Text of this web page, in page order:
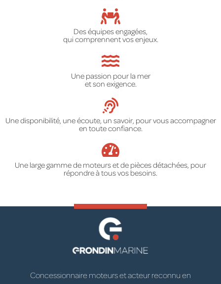
Des équipes engagées,
qui comprennent vos enjeux.
Une passion pour la mer
et son exigence.
Une disponibilité, une écoute, un savoir, pour vous accompagner
en toute confiance.
Une large gamme de moteurs et de pièces détachées, pour
répondre à tous vos besoins.
Concessionnaire moteurs et acteur reconnu en